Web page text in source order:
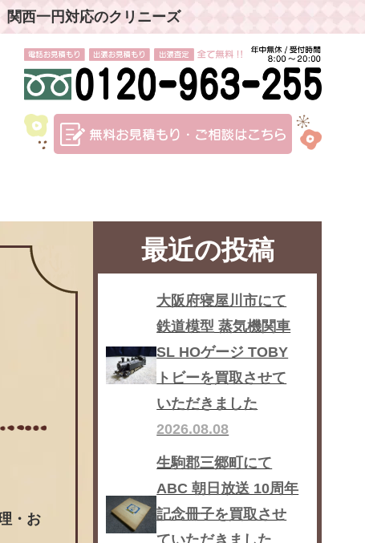
関西一円対応のクリニーズ
・お
最近の投稿
大阪府寝屋川市にて
鉄道模型 蒸気機関車
SL HOゲージ TOBY
トビーを買取させて
いただきました
2026.08.08
生駒郡三郷町にて
ABC 朝日放送 10周年
記念冊子を買取させ